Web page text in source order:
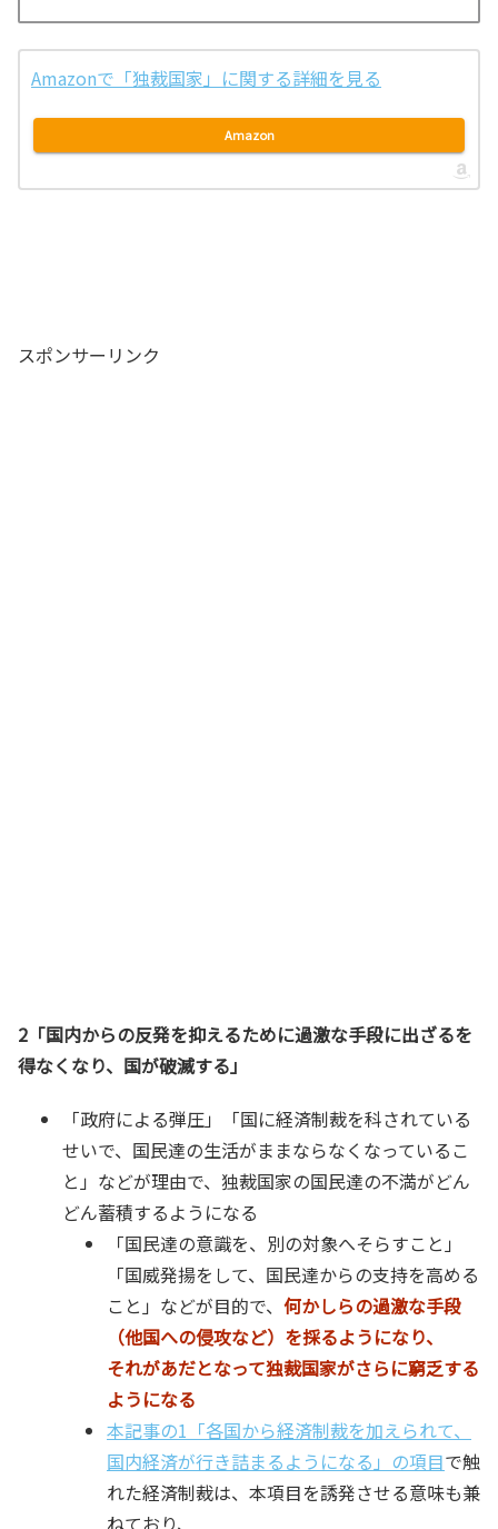
Amazonで「独裁国家」に関する詳細を見る
Amazon
スポンサーリンク
2「国内からの反発を抑えるために過激な手段に出ざるを
得なくなり、国が破滅する」
「政府による弾圧」「国に経済制裁を科されている
せいで、国民達の生活がままならなくなっているこ
と」などが理由で、 独裁国家の国民達の不満がどん
どん蓄積するようになる
「国民達の意識を、別の対象へそらすこと」
「国威発揚をして、国民達からの支持を高める
こと」などが目的で、 何かしらの過激な手段
（他国への侵攻など）を採るようになり、
それがあだとなって独裁国家がさらに窮乏する
ようになる
本記事の1「各国から経済制裁を加えられて、
国内経済が行き詰まるようになる」の項目で触
れた経済制裁は、本項目を誘発させる意味も兼
ねており、